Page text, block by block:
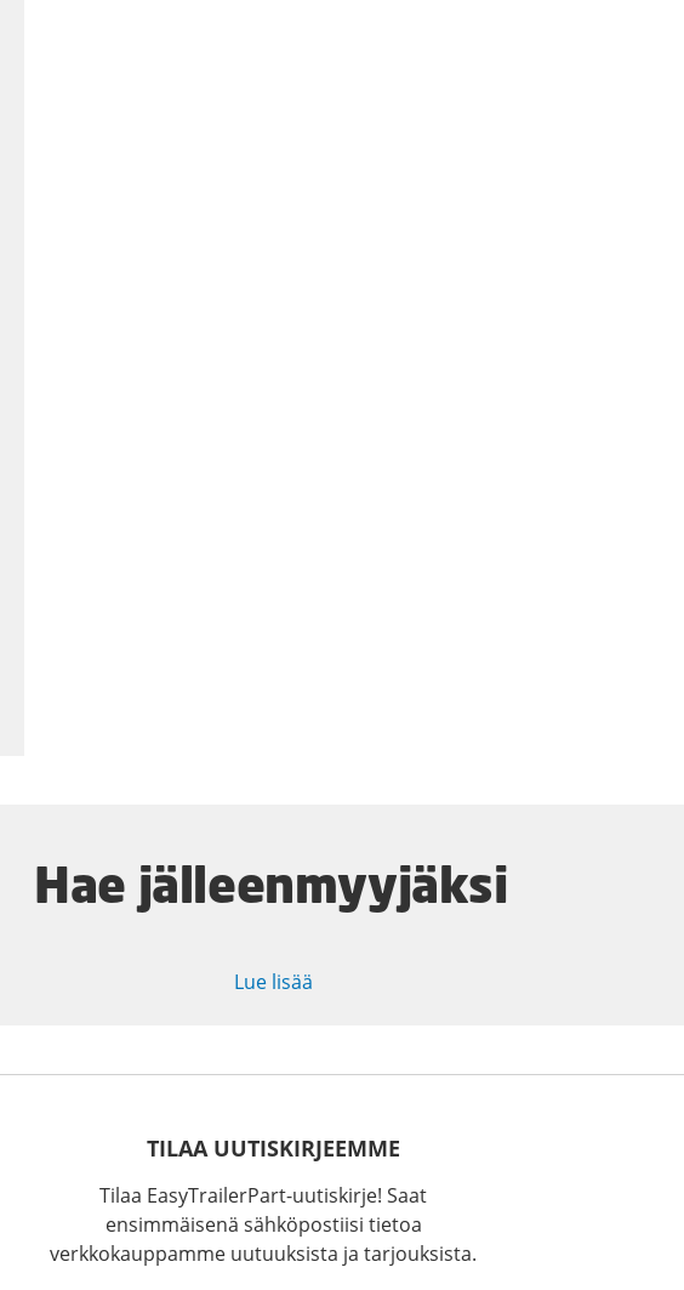
Hae jälleenmyyjäksi
Lue lisää
TILAA UUTISKIRJEEMME
Tilaa EasyTrailerPart-uutiskirje! Saat
ensimmäisenä sähköpostiisi tietoa
verkkokauppamme uutuuksista ja tarjouksista.